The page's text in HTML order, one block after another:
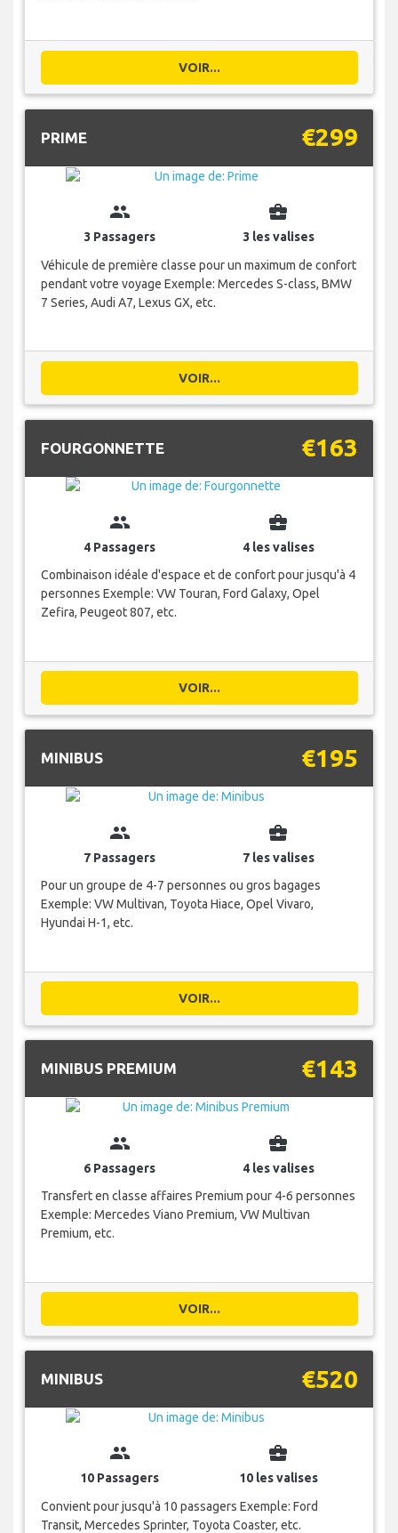
VOIR...
PRIME €299
group
3 Passagers
business_center
3 les valises
Véhicule de première classe pour un maximum de confort
pendant votre voyage Exemple: Mercedes S-class, BMW
7 Series, Audi A7, Lexus GX, etc.
VOIR...
FOURGONNETTE €163
group
4 Passagers
business_center
4 les valises
Combinaison idéale d'espace et de confort pour jusqu'à 4
personnes Exemple: VW Touran, Ford Galaxy, Opel
Zefira, Peugeot 807, etc.
VOIR...
MINIBUS €195
group
7 Passagers
business_center
7 les valises
Pour un groupe de 4-7 personnes ou gros bagages
Exemple: VW Multivan, Toyota Hiace, Opel Vivaro,
Hyundai H-1, etc.
VOIR...
MINIBUS PREMIUM €143
group
6 Passagers
business_center
4 les valises
Transfert en classe affaires Premium pour 4-6 personnes
Exemple: Mercedes Viano Premium, VW Multivan
Premium, etc.
VOIR...
MINIBUS €520
group
10 Passagers
business_center
10 les valises
Convient pour jusqu'à 10 passagers Exemple: Ford
Transit, Mercedes Sprinter, Toyota Coaster, etc.